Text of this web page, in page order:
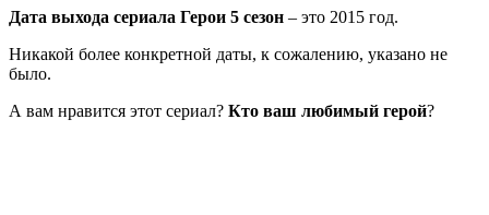
Дата выхода сериала Герои 5 сезон – это 2015 год.
Никакой более конкретной даты, к сожалению, указано не
было.
А вам нравится этот сериал? Кто ваш любимый герой?